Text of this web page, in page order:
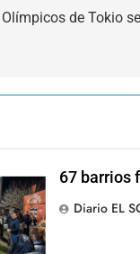
de Tokio
67 barrios
Diario EL